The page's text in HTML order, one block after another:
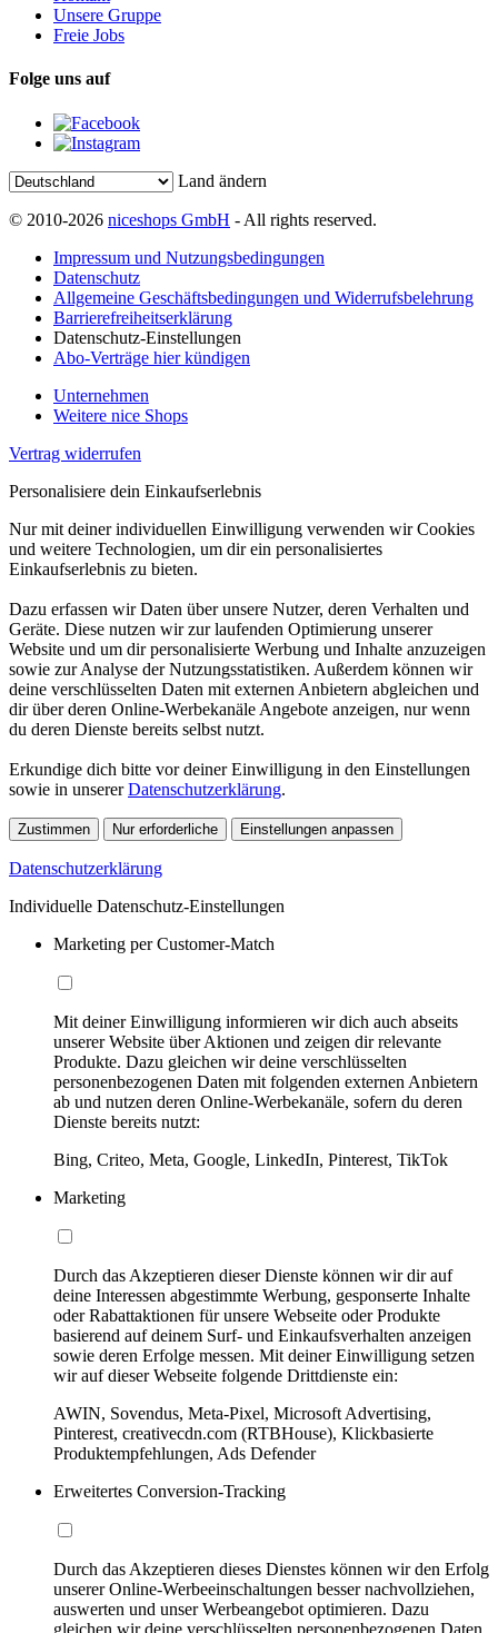
Unsere Gruppe
Freie Jobs
Folge uns auf
Land ändern
© 2010-2026 niceshops GmbH - All rights reserved.
Impressum und Nutzungsbedingungen
Datenschutz
Allgemeine Geschäftsbedingungen und Widerrufsbelehrung
Barrierefreiheitserklärung
Datenschutz-Einstellungen
Abo-Verträge hier kündigen
Unternehmen
Weitere nice Shops
Vertrag widerrufen
Personalisiere dein Einkaufserlebnis
Nur mit deiner individuellen Einwilligung verwenden wir Cookies
und weitere Technologien, um dir ein personalisiertes
Einkaufserlebnis zu bieten.
Dazu erfassen wir Daten über unsere Nutzer, deren Verhalten und
Geräte. Diese nutzen wir zur laufenden Optimierung unserer
Website und um dir personalisierte Werbung und Inhalte anzuzeigen
sowie zur Analyse der Nutzungsstatistiken. Außerdem können wir
deine verschlüsselten Daten mit externen Anbietern abgleichen und
dir über deren Online-Werbekanäle Angebote anzeigen, nur wenn
du deren Dienste bereits selbst nutzt.
Erkundige dich bitte vor deiner Einwilligung in den Einstellungen
sowie in unsererDatenschutzerklärung.
Zustimmen Nur erforderliche Einstellungen anpassen
Datenschutzerklärung
Individuelle Datenschutz-Einstellungen
Marketing per Customer-Match
Mit deiner Einwilligung informieren wir dich auch abseits
unserer Website über Aktionen und zeigen dir relevante
Produkte. Dazu gleichen wir deine verschlüsselten
personenbezogenen Daten mit folgenden externen Anbietern
ab und nutzen deren Online-Werbekanäle, sofern du deren
Dienste bereits nutzt:
Bing, Criteo, Meta, Google, LinkedIn, Pinterest, TikTok
Marketing
Durch das Akzeptieren dieser Dienste können wir dir auf
deine Interessen abgestimmte Werbung, gesponserte Inhalte
oder Rabattaktionen für unsere Webseite oder Produkte
basierend auf deinem Surf- und Einkaufsverhalten anzeigen
sowie deren Erfolge messen. Mit deiner Einwilligung setzen
wir auf dieser Webseite folgende Drittdienste ein:
AWIN, Sovendus, Meta-Pixel, Microsoft Advertising,
Pinterest, creativecdn.com (RTBHouse), Klickbasierte
Produktempfehlungen, Ads Defender
Erweitertes Conversion-Tracking
Durch das Akzeptieren dieses Dienstes können wir den Erfolg
unserer Online-Werbeeinschaltungen besser nachvollziehen,
auswerten und unser Werbeangebot optimieren. Dazu
gleichen wir deine verschlüsselten personenbezogenen Daten